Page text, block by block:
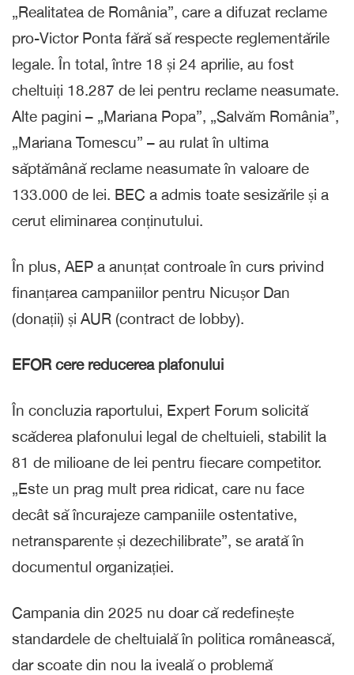
„Realitatea de România”, care a difuzat reclame
pro-Victor Ponta fără să respecte reglementările
legale. În total, între 18 și 24 aprilie, au fost
cheltuiți 18.287 de lei pentru reclame neasumate.
Alte pagini – „Mariana Popa”, „Salvăm România”,
„Mariana Tomescu” – au rulat în ultima
săptămână reclame neasumate în valoare de
133.000 de lei. BEC a admis toate sesizările și a
cerut eliminarea conținutului.
În plus, AEP a anunțat controale în curs privind
finanțarea campaniilor pentru Nicușor Dan
(donații) și AUR (contract de lobby).
EFOR cere reducerea plafonului
În concluzia raportului, Expert Forum solicită
scăderea plafonului legal de cheltuieli, stabilit la
81 de milioane de lei pentru fiecare competitor.
„Este un prag mult prea ridicat, care nu face
decât să încurajeze campaniile ostentative,
netransparente și dezechilibrate”, se arată în
documentul organizației.
Campania din 2025 nu doar că redefinește
standardele de cheltuială în politica românească,
dar scoate din nou la iveală o problemă